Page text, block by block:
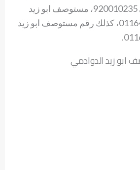
مجمع أبو زيد الطبي 920010235، مستوصف ابو زيد
رقم البديل 0116423888، كذلك رقم مستوصف ابو زيد
ابو زيد الدوادمي